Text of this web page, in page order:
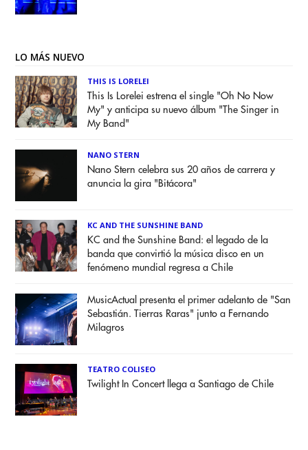
LO MÁS NUEVO
THIS IS LORELEI
This Is Lorelei estrena el single "Oh No Now
My" y anticipa su nuevo álbum "The Singer in
My Band"
NANO STERN
Nano Stern celebra sus 20 años de carrera y
anuncia la gira "Bitácora"
KC AND THE SUNSHINE BAND
KC and the Sunshine Band: el legado de la
banda que convirtió la música disco en un
fenómeno mundial regresa a Chile
MusicActual presenta el primer adelanto de "San
Sebastián. Tierras Raras" junto a Fernando
Milagros
TEATRO COLISEO
Twilight In Concert llega a Santiago de Chile